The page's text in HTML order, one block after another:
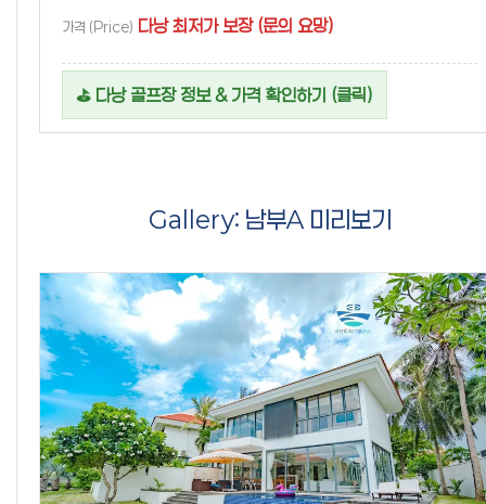
가격 (Price) 다낭 최저가 보장 (문의 요망)
⛳ 다낭 골프장 정보 & 가격 확인하기 (클릭)
Gallery: 남부A 미리보기